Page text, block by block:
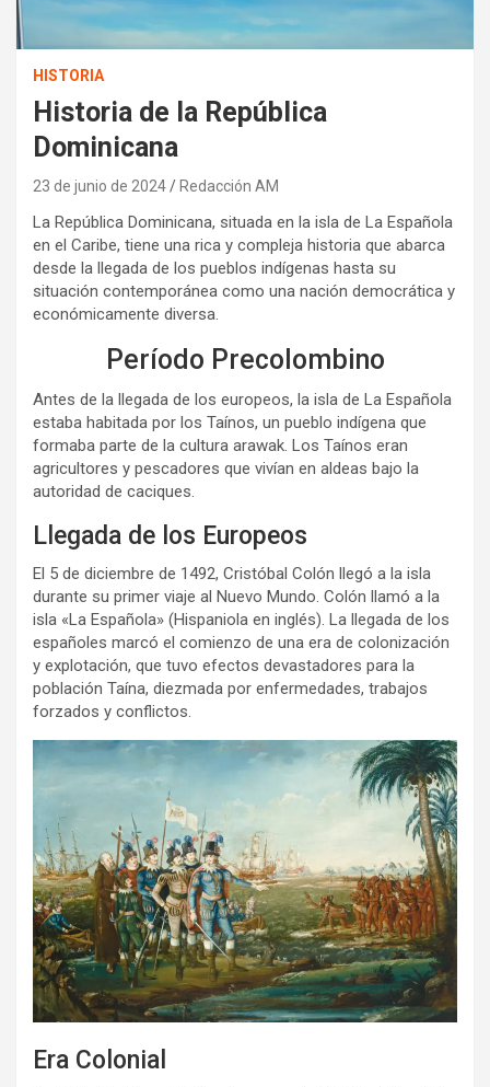
HISTORIA
Historia de la República
Dominicana
23 de junio de 2024 Redacción AM
La República Dominicana, situada en la isla de La Española
en el Caribe, tiene una rica y compleja historia que abarca
desde la llegada de los pueblos indígenas hasta su
situación contemporánea como una nación democrática y
económicamente diversa.
Período Precolombino
Antes de la llegada de los europeos, la isla de La Española
estaba habitada por los Taínos, un pueblo indígena que
formaba parte de la cultura arawak. Los Taínos eran
agricultores y pescadores que vivían en aldeas bajo la
autoridad de caciques.
Llegada de los Europeos
El 5 de diciembre de 1492, Cristóbal Colón llegó a la isla
durante su primer viaje al Nuevo Mundo. Colón llamó a la
isla «La Española» (Hispaniola en inglés). La llegada de los
españoles marcó el comienzo de una era de colonización
y explotación, que tuvo efectos devastadores para la
población Taína, diezmada por enfermedades, trabajos
forzados y conflictos.
Era Colonial